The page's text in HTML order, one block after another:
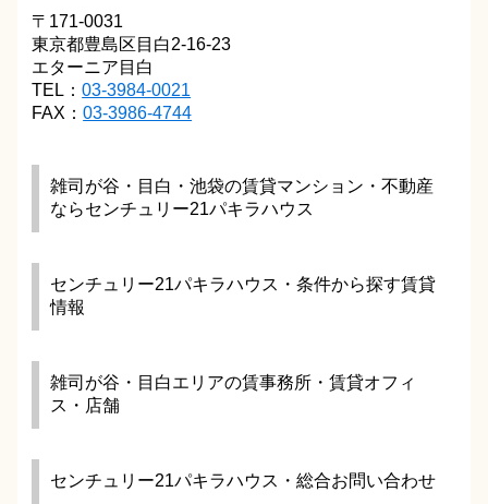
〒171-0031
東京都豊島区目白2-16-23
エターニア目白
TEL：03-3984-0021
FAX：03-3986-4744
雑司が谷・目白・池袋の賃貸マンション・不動産
ならセンチュリー21パキラハウス
センチュリー21パキラハウス・条件から探す賃貸
情報
雑司が谷・目白エリアの賃事務所・賃貸オフィ
ス・店舗
センチュリー21パキラハウス・総合お問い合わせ